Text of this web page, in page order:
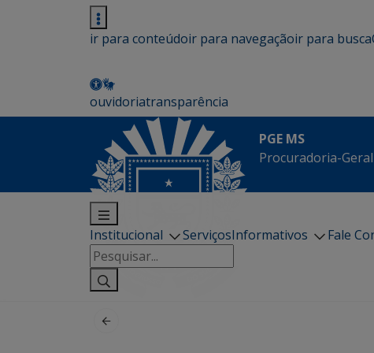
ir para conteúdoir para navegaçãoir para busca
ouvidoriatransparência
PGE MS
Procuradoria-
Institucional ServiçosInformativos Fale
Pesquisar
por: